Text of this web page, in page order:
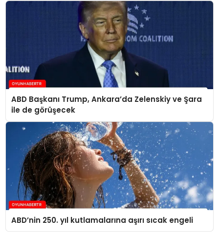
ABD Başkanı Trump, Ankara’da Zelenskiy ve Şara
ile de görüşecek
ABD’nin 250. yıl kutlamalarına aşırı sıcak engeli